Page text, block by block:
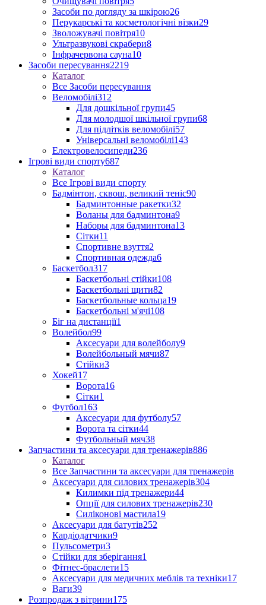
Засоби по догляду за шкірою26
Перукарські та косметологічні візки29
Зволожувачі повітря10
Ультразвукові скрабери8
Інфрачервона сауна10
Засоби пересування2219
Каталог
Все Засоби пересування
Веломобілі312
Для дошкільної групи45
Для молодшої шкільної групи68
Для підлітків веломобілі57
Універсальні веломобілі143
Електровелосипеди236
Ігрові види спорту687
Каталог
Все Ігрові види спорту
Бадмінтон, сквош, великий теніс90
Бадминтонные ракетки32
Воланы для бадминтона9
Наборы для бадминтона13
Сітки11
Спортивне взуття2
Спортивная одежда6
Баскетбол317
Баскетбольні стійки108
Баскетбольні щити82
Баскетбольные кольца19
Баскетбольні м'ячі108
Біг на дистанції1
Волейбол99
Аксесуари для волейболу9
Волейбольный мячи87
Стійки3
Хокей17
Ворота16
Сітки1
Футбол163
Аксесуари для футболу57
Ворота та сітки44
Футбольный мяч38
Запчастини та аксесуари для тренажерів886
Каталог
Все Запчастини та аксесуари для тренажерів
Аксесуари для силових тренажерів304
Килимки під тренажери44
Опції для силових тренажерів230
Силіконові мастила19
Аксесуари для батутів252
Кардіодатчики9
Пульсометри3
Стійки для зберігання1
Фітнес-браслети15
Аксесуари для медичних меблів та техніки17
Ваги39
Розпродаж з вітрини175